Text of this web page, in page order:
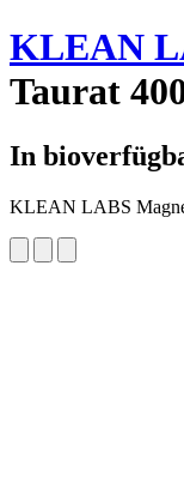
KLEAN
Taurat
In
KLEAN LABS